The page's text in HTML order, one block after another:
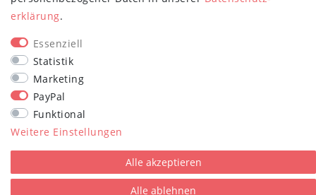
STAY CONNECTED
erklärung.
Essenziell
Statistik
Marketing
PayPal
Funktional
Weitere Einstellungen
Alle akzeptieren
Alle ablehnen